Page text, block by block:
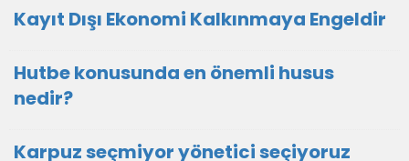
Kayıt Dışı Ekonomi Kalkınmaya Engeldir
Hutbe konusunda en önemli husus
nedir?
Karpuz seçmiyor yönetici seçiyoruz